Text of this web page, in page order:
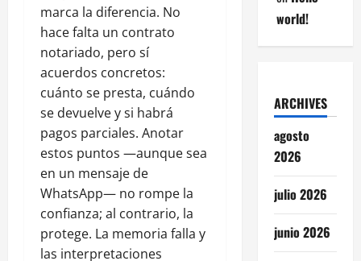
marca la diferencia. No
hace falta un contrato
notariado, pero sí
acuerdos concretos:
cuánto se presta, cuándo
se devuelve y si habrá
pagos parciales. Anotar
estos puntos —aunque sea
en un mensaje de
WhatsApp— no rompe la
confianza; al contrario, la
protege. La memoria falla y
las interpretaciones
world!
ARCHIVES
agosto
2026
julio 2026
junio 2026